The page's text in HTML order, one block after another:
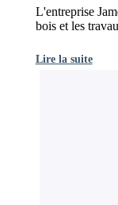
L'entreprise
bois et les
Lire la suite